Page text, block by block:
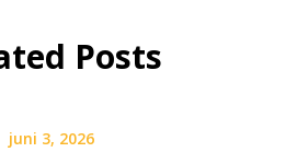
Posts
juni 3, 2026